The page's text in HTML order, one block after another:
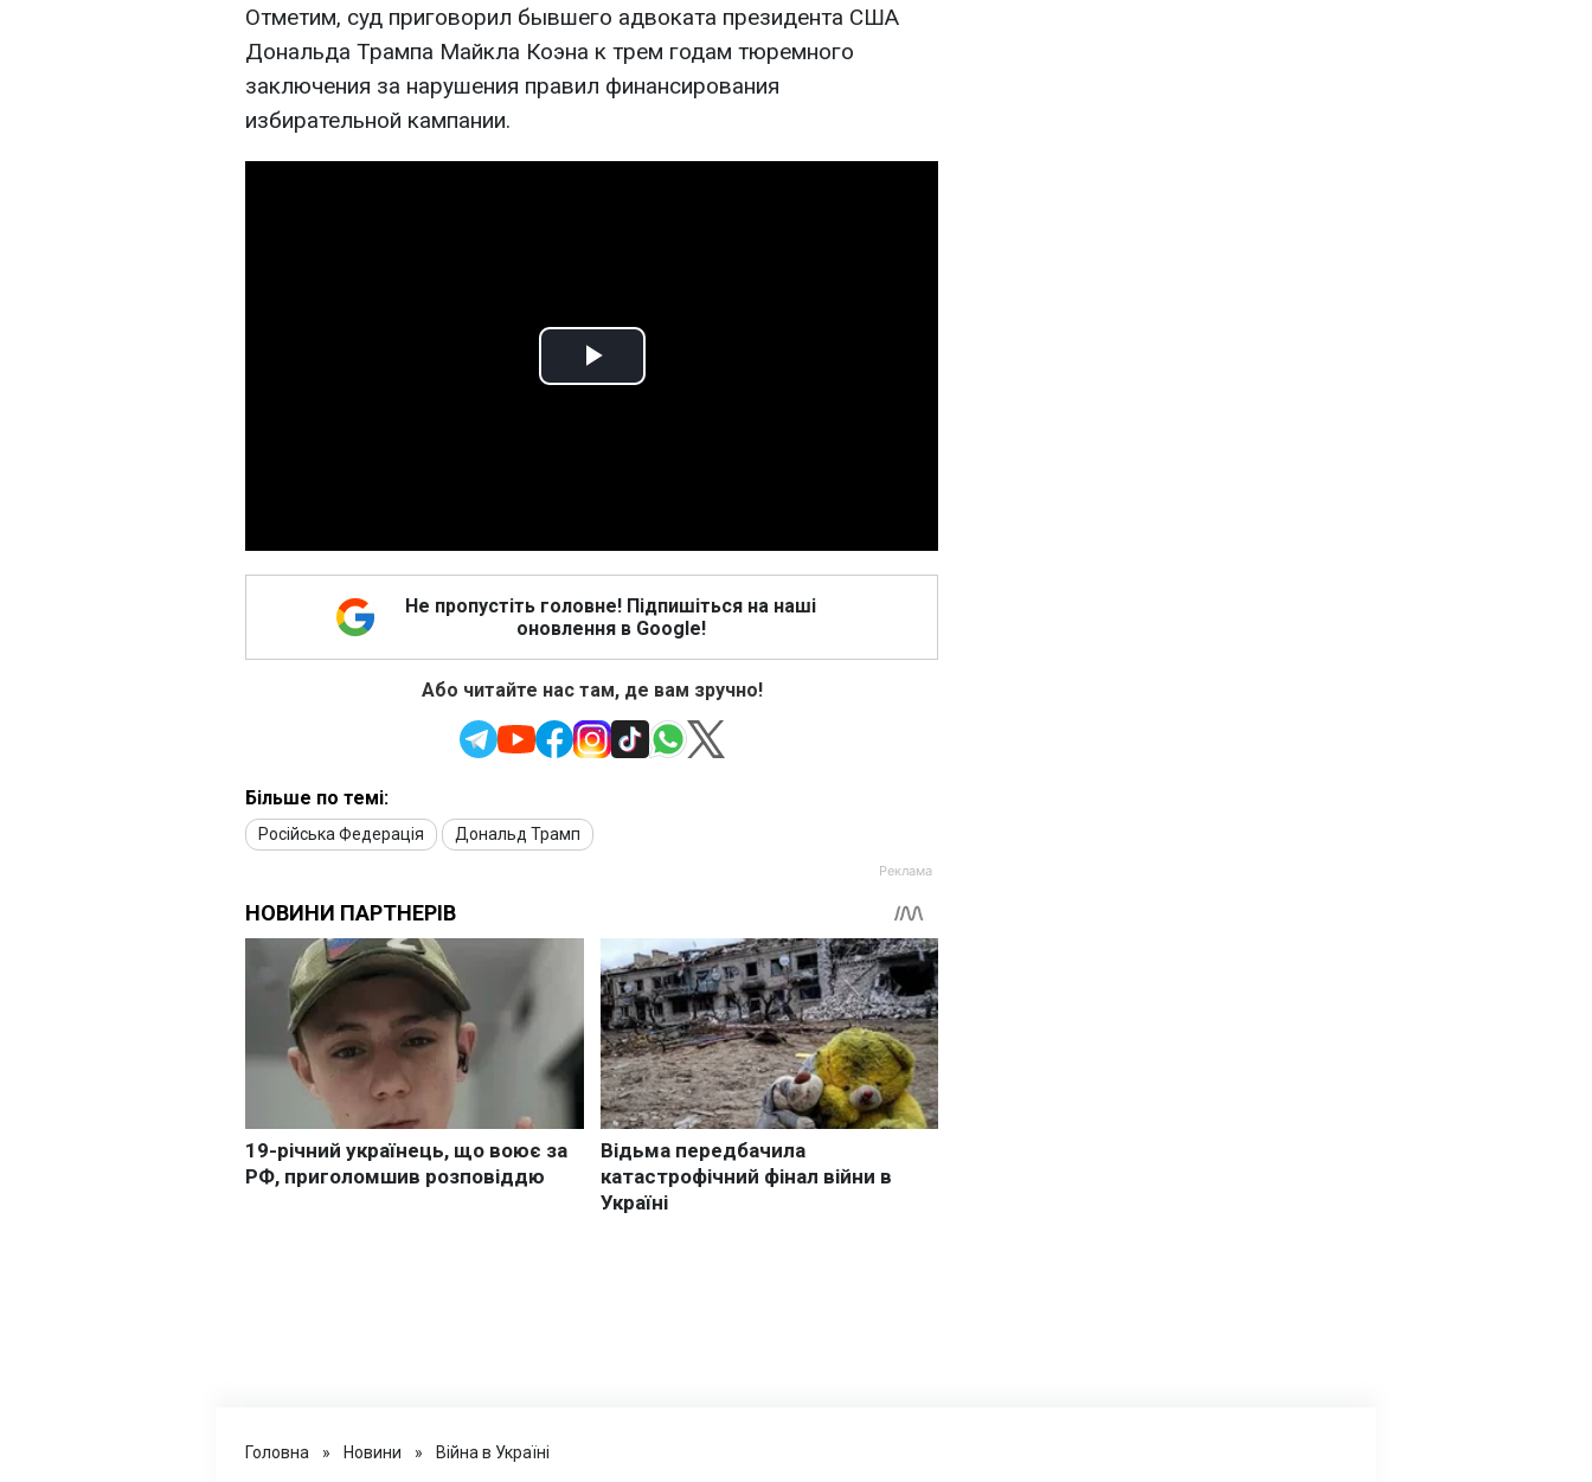
Отметим, суд приговорил бывшего адвоката президента США
Дональда Трампа Майкла Коэна к трем годам тюремного
заключения за нарушения правил финансирования
избирательной кампании.
Play
Не пропустіть головне! Підпишіться на наші
оновлення в Google!
Або читайте нас там, де вам зручно!
Більше по темі:
Російська Федерація Дональд Трамп
Головна » Новини » Війна в Україні